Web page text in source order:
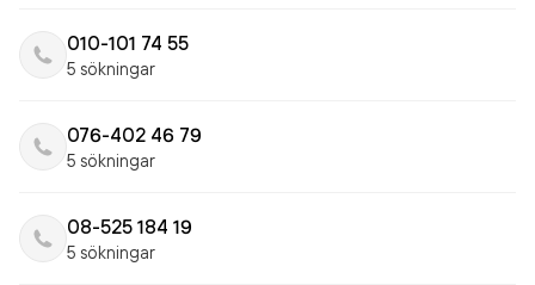
010-101 74 55
5 sökningar
076-402 46 79
5 sökningar
08-525 184 19
5 sökningar